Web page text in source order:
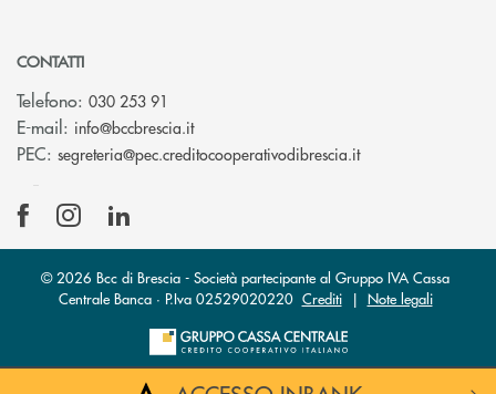
CONTATTI
Telefono: 030 253 91
E-mail: info@bccbrescia.it(si apre l’app di posta elettronica)
PEC: segreteria@pec.creditocooperativodibrescia.it(si apre l’app di
© 2026 Bcc di Brescia - Società partecipante al Gruppo IVA Cassa
Centrale Banca · P.Iva 02529020220 Crediti| Note legali